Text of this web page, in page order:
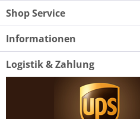
Shop Service
Informationen
Logistik & Zahlung